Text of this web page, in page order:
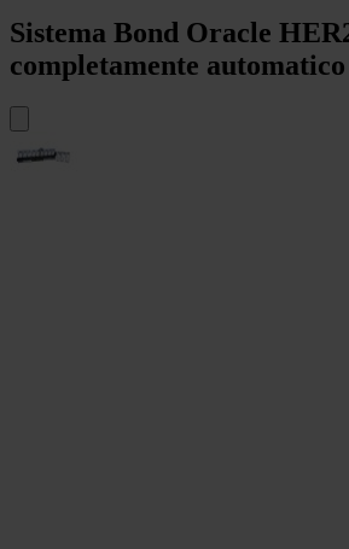
Sistema Bond Oracle
completamente automatico